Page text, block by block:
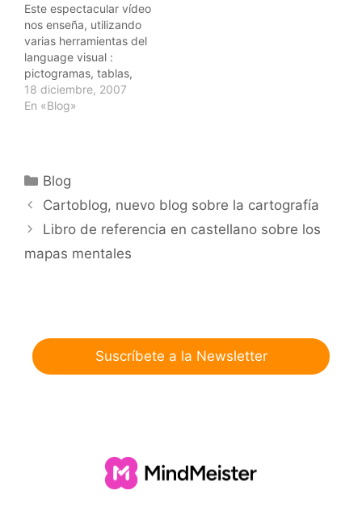
Este espectacular vídeo
nos enseña, utilizando
varias herramientas del
language visual :
pictogramas, tablas,
gráficos, ... el cambio
que estamos viviendo,
empresa especializada
en aplicaciones del
18 diciembre, 2007
En «Blog»
Categorías
Blog
Cartoblog, nuevo blog sobre la cartografía
Libro de referencia en castellano sobre los
mapas mentales
Suscríbete a la Newsletter